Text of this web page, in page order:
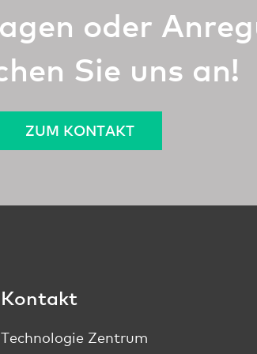
oder
Sie uns an!
ZUM KONTAKT
Kontakt
Technologie Zentrum